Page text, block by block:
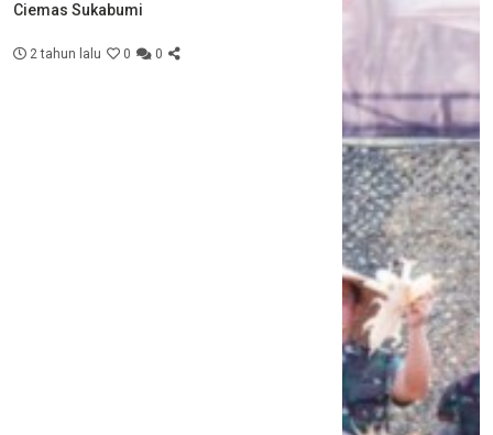
Ciemas Sukabumi
2 tahun lalu 0 0